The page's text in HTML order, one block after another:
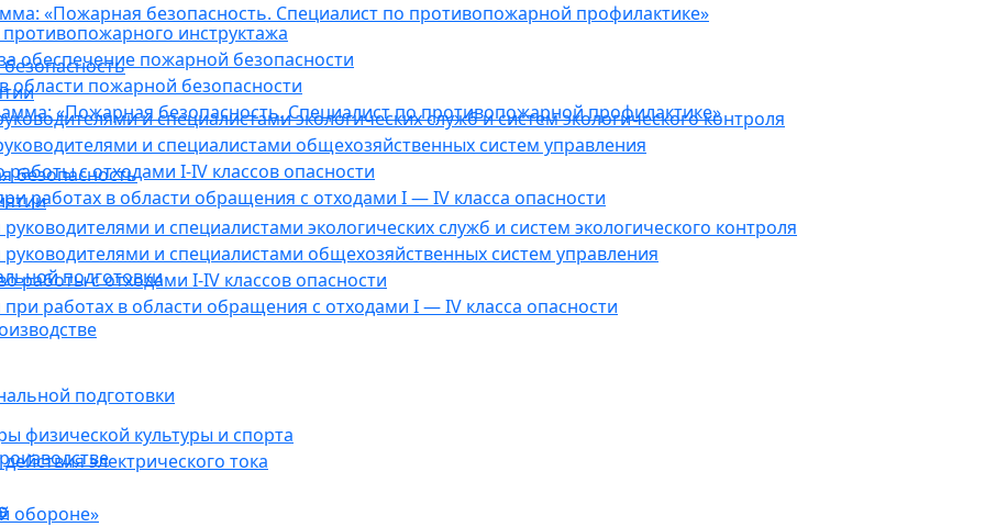
«Пожарная безопасность. Специалист по противопожарной профилактике»
и специалистами экологических служб и систем экологического контроля
и специалистами общехозяйственных систем управления
с отходами I-IV классов опасности
работах в области обращения с отходами I — IV класса опасности
подготовки
физической культуры и спорта
электрического тока
обороне»
инструктажа
обеспечение пожарной безопасности
пожарной безопасности
«Пожарная безопасность. Специалист по противопожарной профилактике»
безопасность
и специалистами экологических служб и систем экологического контроля
и специалистами общехозяйственных систем управления
работы с отходами I-IV классов опасности
работах в области обращения с отходами I — IV класса опасности
подготовки